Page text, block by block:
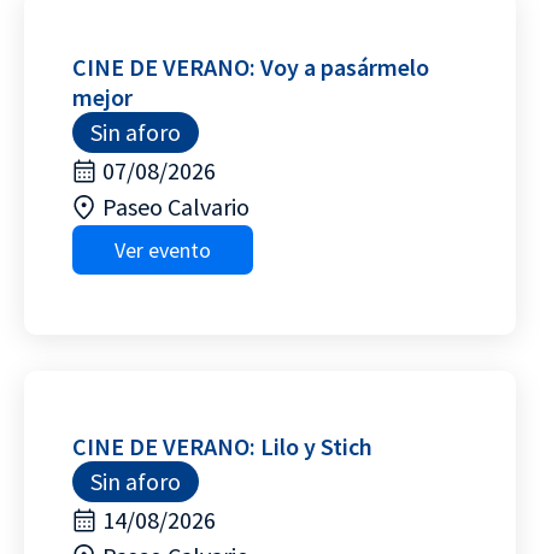
CINE DE VERANO: Voy a pasármelo
mejor
Sin aforo
07/08/2026
Paseo Calvario
Ver evento
CINE DE VERANO: Lilo y Stich
Sin aforo
14/08/2026